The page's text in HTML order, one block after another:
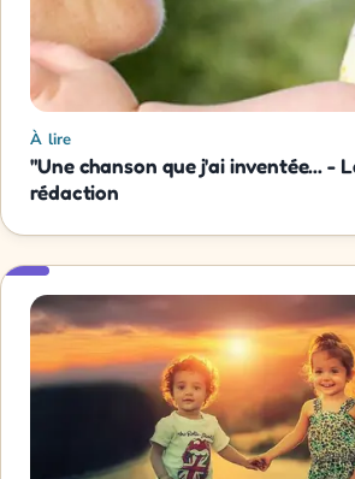
À lire
"Une chanson que j'ai inventée... -
rédaction